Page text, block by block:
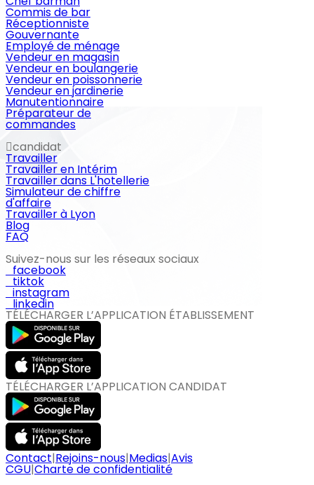
Commis de bar
Réceptionniste
Gouvernante
Employé de ménage
Vendeur en magasin
Vendeur en boulangerie
Vendeur en poissonnerie
Vendeur en jardinerie
Manutentionnaire
Préparateur de
commandes
candidat
Travailler
Travailler en Intérim
Travailler dans L'hotellerie
Simulateur de chiffre
d'affaire
Travailler à Lyon
Blog
FAQ
Suivez-nous sur les réseaux sociaux
facebook
tiktok
instagram
linkedin
TÉLÉCHARGER L’APPLICATION ÉTABLISSEMENT
TÉLÉCHARGER L’APPLICATION CANDIDAT
Contact|Rejoins-nous|Medias|Avis
CGU|Charte de confidentialité